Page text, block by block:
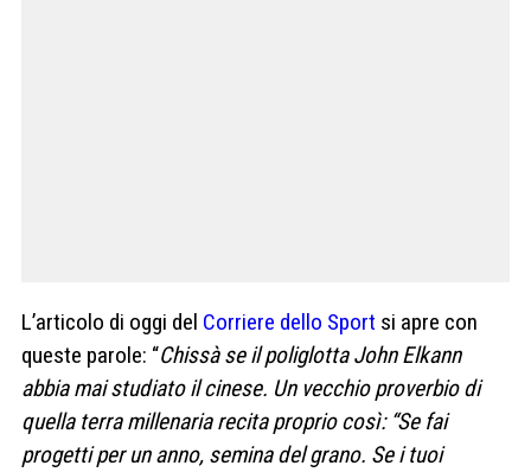
L’articolo di oggi del Corriere dello Sport si apre con
queste parole: “Chissà se il poliglotta John Elkann
abbia mai studiato il cinese. Un vecchio proverbio di
quella terra millenaria recita proprio così: “Se fai
progetti per un anno, semina del grano. Se i tuoi